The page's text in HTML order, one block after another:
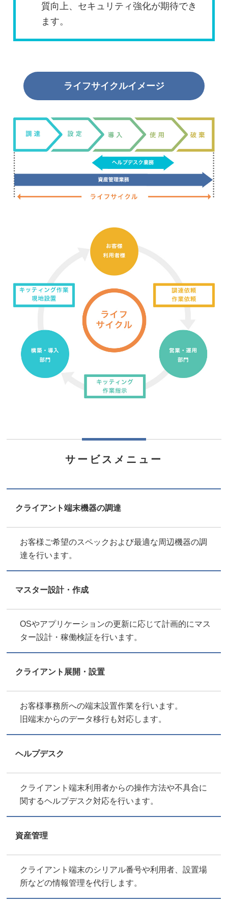
質向上、セキュリティ強化が期待でき
ます。
ライフサイクルイメージ
サービスメニュー
クライアント端末機器の調達
お客様ご希望のスペックおよび最適な周辺機器の調
達を行います。
マスター設計・作成
OSやアプリケーションの更新に応じて計画的にマス
ター設計・稼働検証を行います。
クライアント展開・設置
お客様事務所への端末設置作業を行います。
旧端末からのデータ移行も対応します。
ヘルプデスク
クライアント端末利用者からの操作方法や不具合に
関するヘルプデスク対応を行います。
資産管理
クライアント端末のシリアル番号や利用者、設置場
所などの情報管理を代行します。